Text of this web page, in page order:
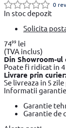
0
In stoc depozit
Solicita
7499 lei
(TVA inclus)
Din Showroom-ul
Poate fi ridicat in
Livrare prin
Se livreaza in 5
Informatii
Garantie
Garantie de